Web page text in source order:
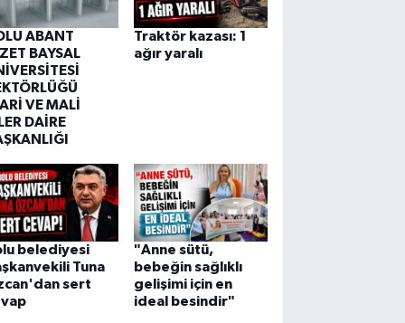
ABANT
BAYSAL
VE MALİ
DAİRE
Traktör kazası: 1
ağır yaralı
belediyesi
Tuna
sert
"Anne sütü,
bebeğin sağlıklı
gelişimi için en
ideal besindir"